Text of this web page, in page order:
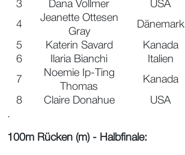
3
Dana Vollmer USA
4
Jeanette Ottesen
Gray
Dänemark
5 Katerin Savard Kanada
6
Ilaria Bianchi Italien
7
Noemie Ip-Ting
Thomas
Kanada
8 Claire Donahue USA
.
100m Rücken (m) - Halbfinale: